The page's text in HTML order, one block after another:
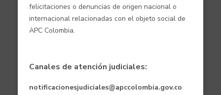
felicitaciones o denuncias de origen nacional o
internacional relacionadas con el objeto social de
APC Colombia.
Canales de atención judiciales:
notificacionesjudiciales@apccolombia.gov.co